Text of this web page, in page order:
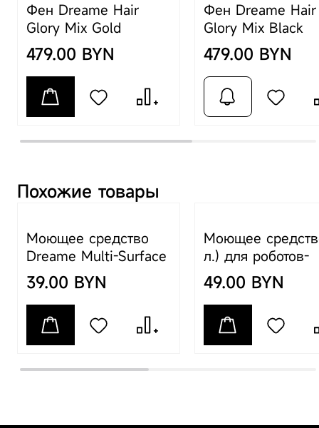
Рекомендованные
товары
Фен Dreame Hair Glory
/
Dreame Hair Glory Mix
/Фен Dreame
Hair Glory Mix White
(AHD18-R)
Изготовитель
South District, Finance
and Trade Center,
No.6975 Yazhou Road,
Dongjiang Bonded Port
Area, Tianjin Pilot Free
Trade Zone, Tianjin
область, Минский
Фен Dreame Hair
Glory Mix Gold
479.00 BYN
Фен Dreame Hair
Glory Mix Black
479.00 BYN
Похожие товары
Моющее средство
Dreame Multi-Surface
Floor Cleaner, 500 мл
для вертикальных
моющих пылесосов
39.00 BYN
Моющее
л.) для роботов-
пылесосов
49.00 BYN